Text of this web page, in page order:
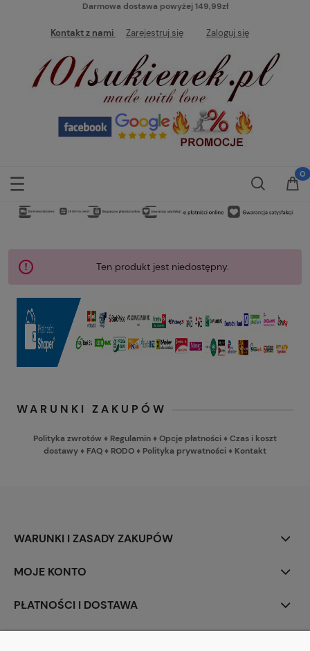
Darmowa dostawa powyżej 149,99zł
Kontakt z nami Zarejestruj się Zaloguj się
Ten produkt jest niedostępny.
WARUNKI ZAKUPÓW
Polityka zwrotów ♦ Regulamin♦Opcje płatności♦Czas i koszt
dostawy♦ FAQ♦ RODO♦ Polityka prywatności♦ Kontakt
WARUNKI I ZASADY ZAKUPÓW
MOJE KONTO
PŁATNOŚCI I DOSTAWA